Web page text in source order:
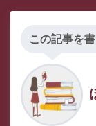
この記事を